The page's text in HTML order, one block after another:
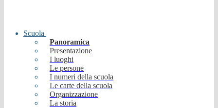
Scuola
Panoramica
Presentazione
I luoghi
Le persone
I numeri della scuola
Le carte della scuola
Organizzazione
La storia